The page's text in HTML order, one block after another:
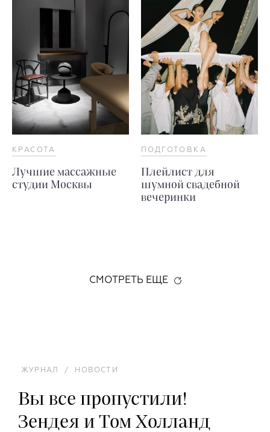
КРАСОТА
Лучшие массажные
студии Москвы
ПОДГОТОВКА
Плейлист для
шумной свадебной
вечеринки
СМОТРЕТЬ ЕЩЕ
ЖУРНАЛ / НОВОСТИ
Вы все пропустили!
Зендея и Том Холланд